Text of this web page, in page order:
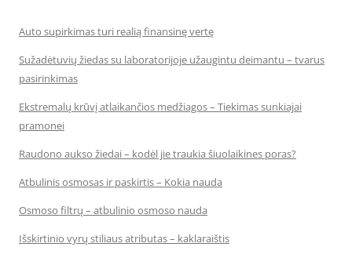
Auto supirkimas turi realią finansinę vertę
Sužadėtuvių žiedas su laboratorijoje užaugintu deimantu – tvarus
pasirinkimas
Ekstremalų krūvį atlaikančios medžiagos – Tiekimas sunkiajai
pramonei
Raudono aukso žiedai – kodėl jie traukia šiuolaikines poras?
Atbulinis osmosas ir paskirtis – Kokia nauda
Osmoso filtrų – atbulinio osmoso nauda
Išskirtinio vyrų stiliaus atributas – kaklaraištis